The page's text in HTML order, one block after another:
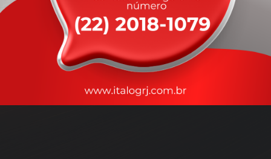
Nossos motoristas são treinados para garantir a máxima
durante o transporte, com rastreamento em tempo real.